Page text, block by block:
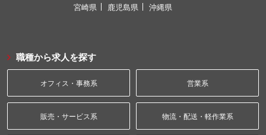
宮崎県
鹿児島県 沖縄県
職種から求人を探す
オフィス・事務系 営業系
販売・サービス系 物流・配送・軽作業系